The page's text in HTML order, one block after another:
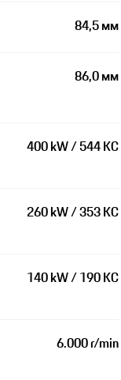
84,5 мм
86,0 мм
400 kW / 544 КС
260 kW / 353 КС
140 kW / 190 КС
6.000 r/min